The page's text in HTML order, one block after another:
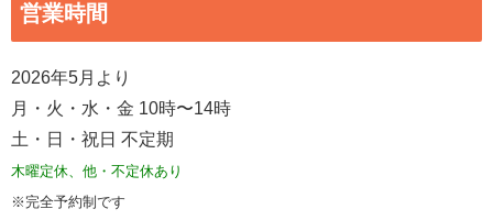
営業時間
2026年5月より
月・火・水・金 10時〜14時
土・日・祝日 不定期
木曜定休、他・不定休あり
※完全予約制です